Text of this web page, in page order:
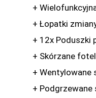
+
+ Łopatki
+ 12x Poduszki
+ Skórzane
+ Wentylowane
+ Podgrzewane